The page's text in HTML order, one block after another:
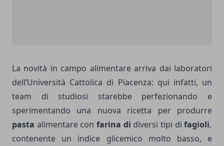
La novità in campo alimentare arriva dai laboratori
dell’Università Cattolica di Piacenza: qui infatti, un
team di studiosi starebbe perfezionando e
sperimentando una nuova ricetta per produrre
pasta alimentare con farina di diversi tipi difagioli,
contenente un indice glicemico molto basso, e